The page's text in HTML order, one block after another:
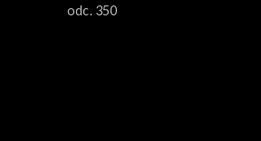
odc. 350